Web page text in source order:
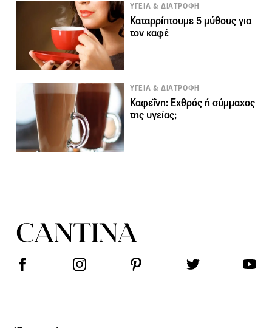
ΥΓΕΙΑ & ΔΙΑΤΡΟΦΗ
Καταρρίπτουμε 5 μύθους για
τον καφέ
ΥΓΕΙΑ & ΔΙΑΤΡΟΦΗ
Καφεΐνη: Εχθρός ή σύμμαχος
της υγείας;